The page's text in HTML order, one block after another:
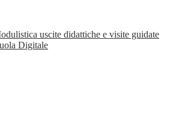
uscite didattiche e visite guidate
Digitale